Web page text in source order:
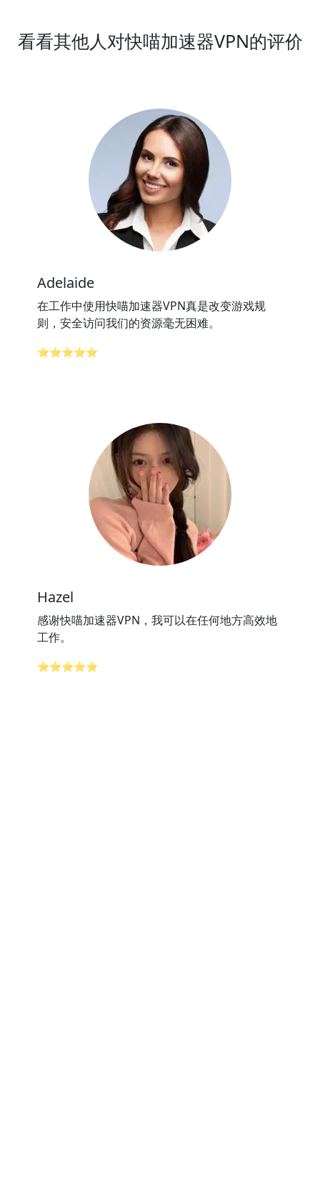
看看其他人对快喵加速器VPN的评价
Adelaide
在工作中使用快喵加速器VPN真是改变游戏规
则，安全访问我们的资源毫无困难。
⭐⭐⭐⭐⭐
Hazel
感谢快喵加速器VPN，我可以在任何地方高效地
工作。
⭐⭐⭐⭐⭐